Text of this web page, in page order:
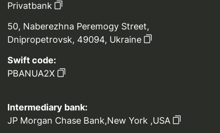
Privatbank
50, Naberezhna Peremogy Street,
Dnipropetrovsk, 49094, Ukraine
Swift code:
PBANUA2X
Intermediary bank:
JP Morgan Chase Bank,New York ,USA